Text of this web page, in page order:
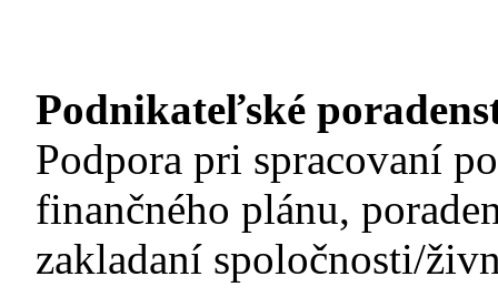
Podnikateľské
Podpora pri spracovaní
finančného plánu,
zakladaní spoločnosti/